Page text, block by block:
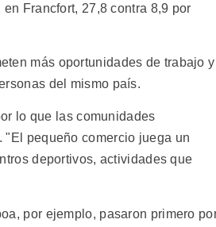
Francfort, 27,8 contra 8,9 por
más oportunidades de trabajo y
del mismo país.
lo que las comunidades
pequeño comercio juega un
deportivos, actividades que
por ejemplo, pasaron primero